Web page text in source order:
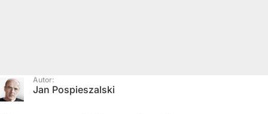
Autor:
Jan Pospieszalski